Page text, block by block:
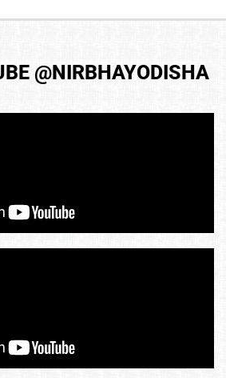
@NIRBHAYODISHA